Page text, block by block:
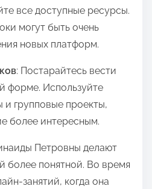
все доступные ресурсы.
могут быть очень
новых платформ.
: Постарайтесь вести
форме. Используйте
групповые проекты,
более интересным.
Петровны делают
более понятной. Во время
занятий, когда она